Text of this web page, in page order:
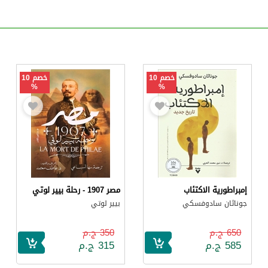
خصم 10
%
إمبراطورية الاكتئاب
جوناثان سادوفسكي
650 ج.م
585 ج.م
خصم 10
%
مصر 1907 - رحلة بيير لوتي
بيير لوتي
350 ج.م
315 ج.م